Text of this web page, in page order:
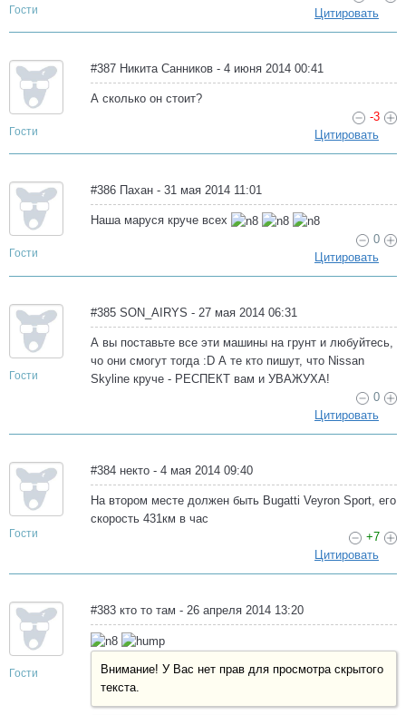
Гости
Цитировать
Гости
#387 Никита Санников - 4 июня 2014 00:41
А сколько он стоит?
-3
Цитировать
Гости
#386 Пахан - 31 мая 2014 11:01
Наша маруся круче всех
0
Цитировать
Гости
#385 SON_AIRYS - 27 мая 2014 06:31
А вы поставьте все эти машины на грунт и любуйтесь,
чо они смогут тогда :D А те кто пишут, что Nissan
Skyline круче - РЕСПЕКТ вам и УВАЖУХА!
0
Цитировать
Гости
#384 некто - 4 мая 2014 09:40
На втором месте должен быть Bugatti Veyron Sport, его
скорость 431км в час
+7
Цитировать
Гости
#383 кто то там - 26 апреля 2014 13:20
Внимание! У Вас нет прав для просмотра скрытого
текста.